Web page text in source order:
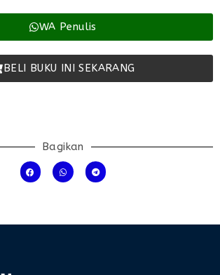
WA Penulis
BELI BUKU INI SEKARANG
Bagikan